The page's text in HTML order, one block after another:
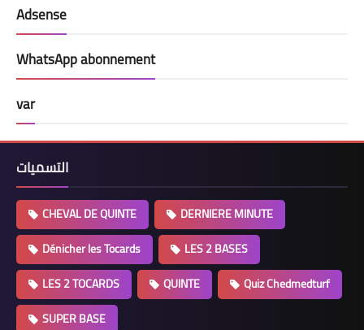
Adsense
WhatsApp abonnement
var
التسميات
CHEVAL DE QUINTE
DERNIERE MINUTE
Dénicher les Tocards
LES 2 BASES
LES 2 TOCARDS
QUINTE
Quiz Chedmedturf
SUPER BASE